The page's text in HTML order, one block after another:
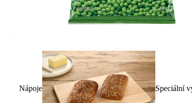
Nápoje Speciální